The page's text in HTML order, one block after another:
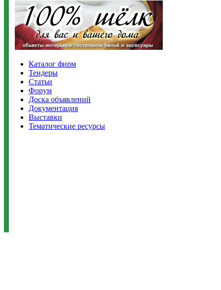
Каталог фирм
Тендеры
Статьи
Форум
Доска объявлений
Документация
Выставки
Тематические ресурсы